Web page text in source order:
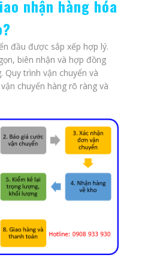
nhận hàng hóa
đầu được sắp xếp hợp lý.
biên nhận và hợp đồng
Quy trình vận chuyển và
chuyển hàng rõ ràng và